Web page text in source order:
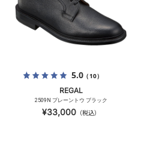
5.0（10）
REGAL
2509N プレーントウ ブラック
¥33,000（税込）